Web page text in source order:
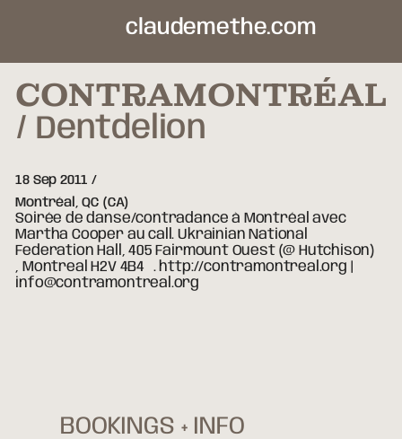
claudemethe.com
CONTRAMONTRÉAL
Dentdelion
18 Sep 2011
Montréal,QC (CA)
Soirée de danse/contradance à Montréal avec
Martha Cooper au call. Ukrainian National
Federation Hall, 405 Fairmount Ouest (@ Hutchison)
, Montreal H2V 4B4 . http://contramontreal.org |
info@contramontreal.org
BOOKINGS + INFO